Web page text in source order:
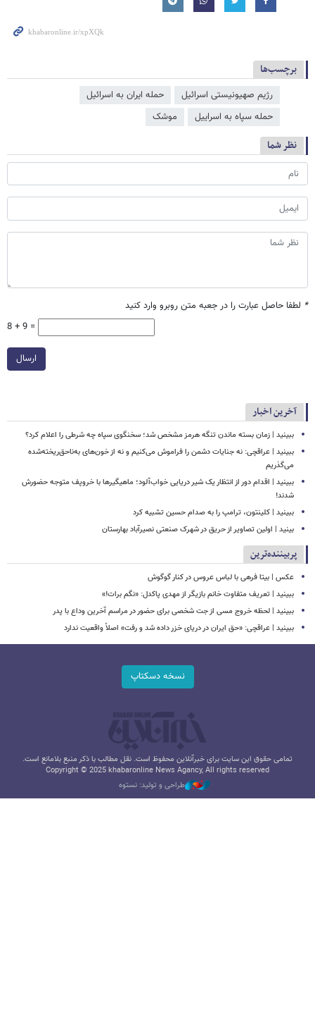
برچسب‌ها
رژیم صهیونیستی اسرائیل
حمله ایران به اسرائیل
حمله سپاه به اسراییل
موشک
نظر شما
* لطفا حاصل عبارت را در جعبه متن روبرو وارد کنید
8 + 9 =
ارسال
آخرین اخبار
ببینید | زمان بسته ماندن تنگه هرمز مشخص شد؛ سخنگوی سپاه چه شرطی را اعلام کرد؟
ببینید | عراقچی: نه جنایات دشمن را فراموش می‌کنیم و نه از خون‌های به‌ناحق‌ریخته‌شده
می‌گذریم
ببینید | اقدام دور از انتظار یک شیر دریایی خواب‌آلود؛ ماهیگیرها با خروپف متوجه حضورش
شدند!
ببینید | کلینتون، ترامپ را به صدام حسین تشبیه کرد
بینید | اولین تصاویر از حریق در شهرک صنعتی نصیرآباد بهارستان
پربیننده‌ترین
عکس | بیتا فرهی با لباس عروس در کنار گوگوش
ببینید | تعریف متفاوت خانم بازیگر از مهدی پاکدل: «نگم برات!»
ببینید | لحظه خروج مسی از جت شخصی برای حضور در مراسم آخرین وداع با پدر
ببینید | عراقچی: «حق ایران در دریای خزر داده شد و رفت» اصلاً واقعیت ندارد
نسخه دسکتاپ
تمامی حقوق این سایت برای خبرآنلاین محفوظ است. نقل مطالب با ذکر منبع بلامانع است.
Copyright © 2025 khabaronline News Agancy, All rights reserved
طراحی و تولید: نستوه